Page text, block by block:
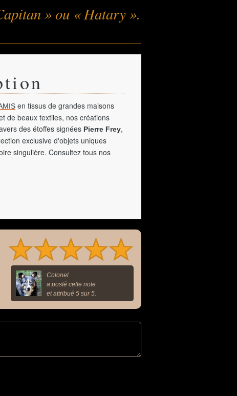
» ou « Hatary ».
en tissus de grandes maisons
de beaux textiles, nos créations
des étoffes signées Pierre Frey,
exclusive d'objets uniques
singulière. Consultez tous nos
Colonel
a posté cette note
et attribué 5 sur 5.